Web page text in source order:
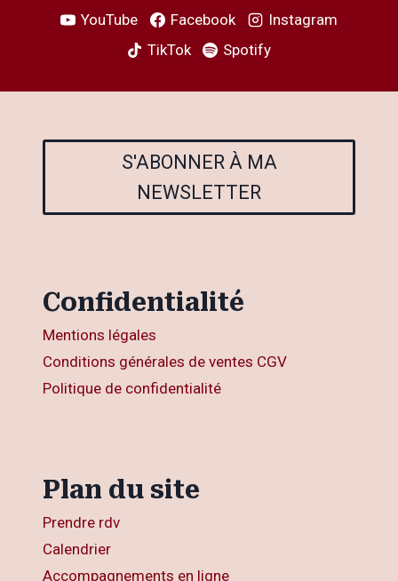
?
YouTube Facebook
Instagram
TikTok
Spotify
S'ABONNER À MA
NEWSLETTER
Confidentialité
Mentions légales
Conditions générales de ventes CGV
Politique de confidentialité
Plan du site
Prendre rdv
Calendrier
Accompagnements en ligne